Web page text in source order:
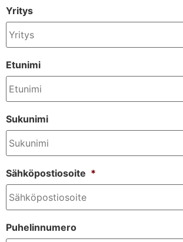
Yritys
Etunimi
Sukunimi
Sähköpostiosoite *
Puhelinnumero